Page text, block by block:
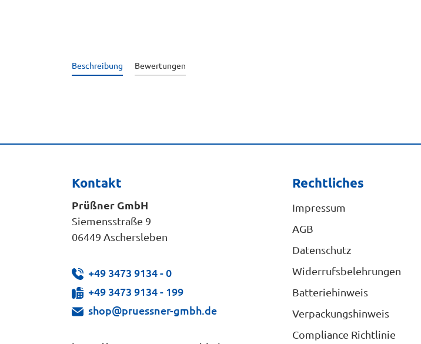
Beschreibung Bewertungen
Kontakt
Prüßner GmbH
Siemensstraße 9
06449 Aschersleben
+49 3473 9134 - 0
+49 3473 9134 - 199
shop@pruessner-gmbh.de
Rechtliches
Impressum
AGB
Datenschutz
Widerrufsbelehrungen
Batteriehinweis
Verpackungshinweis
Compliance Richtlinie